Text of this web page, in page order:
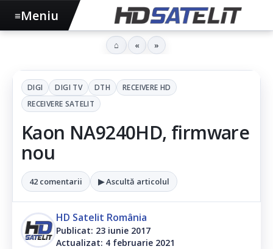
DIGI DIGI TV DTH
RECEIVERE HD
RECEIVERE SATELIT
Kaon NA9240HD, firmware
nou
42 comentarii ▶ Ascultă articolul
HD Satelit România
Publicat: 23 iunie 2017
Actualizat: 4 februarie 2021
≡Meniu
⌂ « »